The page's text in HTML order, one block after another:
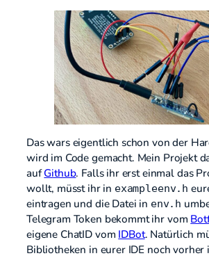
Das wars eigentlich schon von der
wird im Code gemacht. Mein Projekt
aufGithub. Falls ihr erst einmal das
wollt, müsst ihr in exampleenv.h
eintragen und die Datei in env.h
Telegram Token bekommt ihr vom
eigene ChatID vom IDBot. Natürlich
Bibliotheken in eurer IDE noch vorher